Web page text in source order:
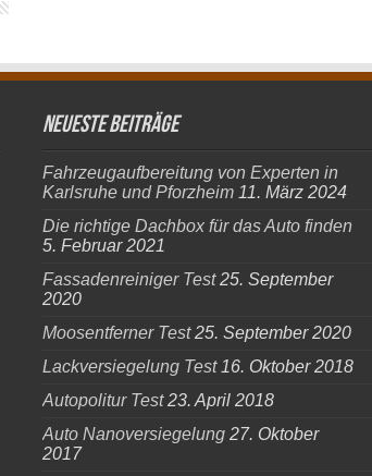
Neueste Beiträge
Fahrzeugaufbereitung von Experten in
Karlsruhe und Pforzheim 11. März 2024
Die richtige Dachbox für das Auto finden
5. Februar 2021
Fassadenreiniger Test 25. September
2020
Moosentferner Test 25. September 2020
Lackversiegelung Test 16. Oktober 2018
Autopolitur Test 23. April 2018
Auto Nanoversiegelung 27. Oktober
2017